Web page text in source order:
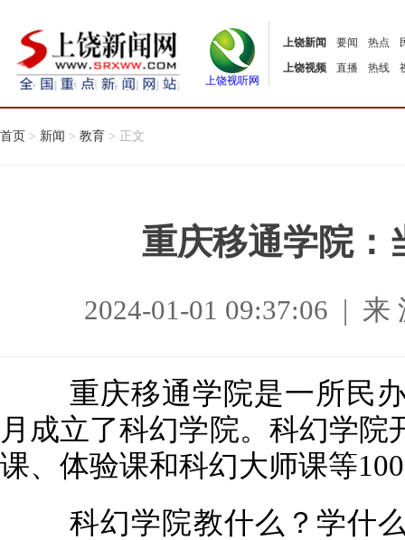
上饶视听网
上饶新闻 要闻 热点
上饶视频
直播 热线
首页 > 新闻 > 教育 > 正文
重庆移通学院：
2024-01-01 09:37:06 |
重庆移通学院是一所民办
月成立了科幻学院。科幻学
课、体验课和科幻大师课等
科幻学院教什么？学什么